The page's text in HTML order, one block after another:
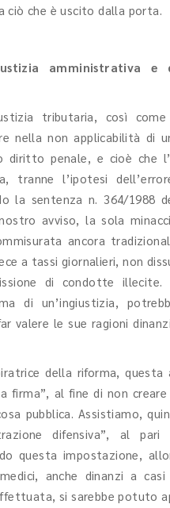
ciò che è uscito dalla porta.
amministrativa e
tributaria, così
nella non applicabilità di
penale, e cioè che
tranne l’ipotesi
la sentenza n. 364/1988
avviso, la sola
ancora
a tassi giornalieri, non
di condotte
di un’ingiustizia,
valere le sue ragioni
della riforma, questa
firma”, al fine di non
pubblica. Assistiamo,
difensiva”, al pari
questa impostazione,
anche dinanzi a
si sarebbe potuto